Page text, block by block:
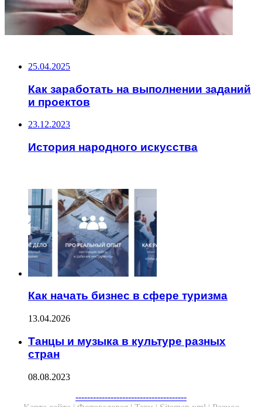
25.04.2025
Как заработать на выполнении заданий
и проектов
23.12.2023
История народного искусства
Как начать бизнес в сфере туризма
13.04.2026
Танцы и музыка в культуре разных
стран
08.08.2023
--------------------------------------